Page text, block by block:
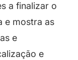
a finalizar o
e mostra as
e
e